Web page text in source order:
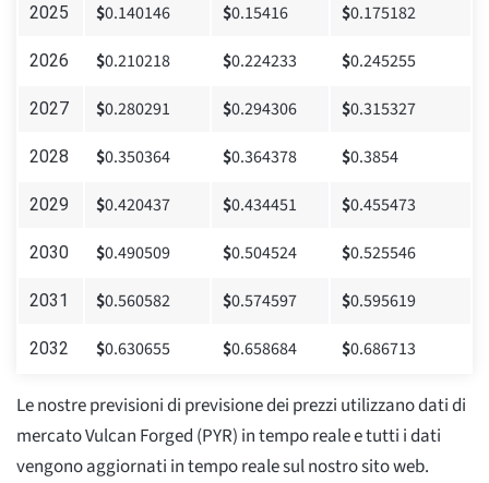
2025 $0.140146 $0.15416 $0.175182
2026 $0.210218 $0.224233 $0.245255
2027 $0.280291 $0.294306 $0.315327
2028 $0.350364 $0.364378 $0.3854
2029 $0.420437 $0.434451 $0.455473
2030 $0.490509 $0.504524 $0.525546
2031 $0.560582 $0.574597 $0.595619
2032 $0.630655 $0.658684 $0.686713
Le nostre previsioni di previsione dei prezzi utilizzano dati di
mercato Vulcan Forged (PYR) in tempo reale e tutti i dati
vengono aggiornati in tempo reale sul nostro sito web.